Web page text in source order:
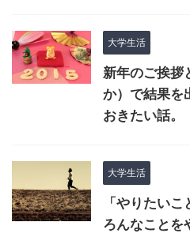
大学生活
新年のご挨拶
か）で結果を
おきたい話。
大学生活
「やりたい
ろんなことを